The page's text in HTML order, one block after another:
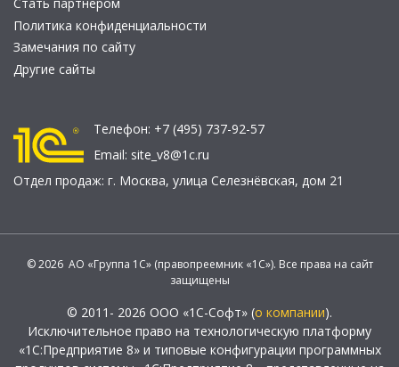
Политика конфиденциальности
Замечания по сайту
Другие сайты
Телефон: +7 (495) 737-92-57
Email: site_v8@1c.ru
Отдел продаж: г. Москва, улица Селезнёвская, дом 21
© 2026 АО «Группа 1С» (правопреемник «1С»). Все права на сайт
защищены
© 2011- 2026 ООО «1С-Софт» (о компании).
Исключительное право на технологическую платформу
«1С:Предприятие 8» и типовые конфигурации программных